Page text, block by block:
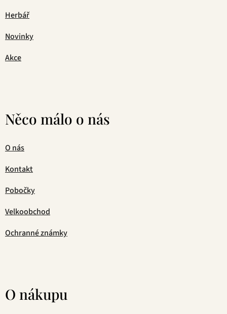
Herbář
Novinky
Akce
Něco málo o nás
O nás
Kontakt
Pobočky
Velkoobchod
Ochranné známky
O nákupu